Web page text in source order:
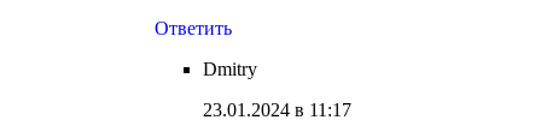
Ответить
Dmitry
23.01.2024 в 11:17